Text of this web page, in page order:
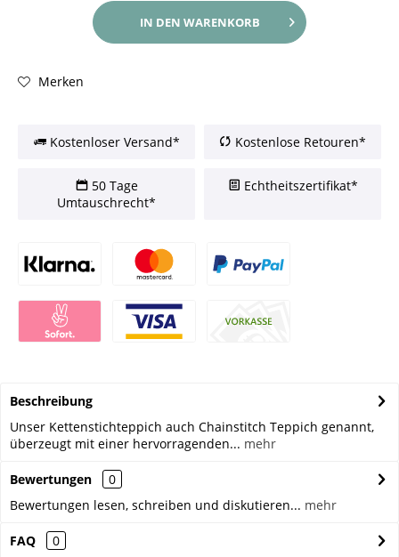
IN DEN WARENKORB
Merken
Kostenloser Versand* Kostenlose Retouren*
50 Tage
Umtauschrecht*
Echtheitszertifikat*
Beschreibung
Unser Kettenstichteppich auch Chainstitch Teppich genannt,
überzeugt mit einer hervorragenden... mehr
Bewertungen
0
Bewertungen lesen, schreiben und diskutieren... mehr
FAQ
0